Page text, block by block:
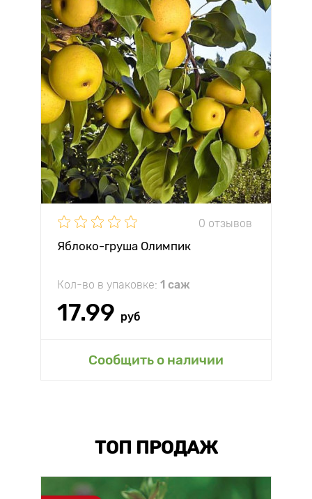
0 отзывов
Яблоко-груша Олимпик
Кол-во в упаковке: 1 саж
17.99 руб
Сообщить о наличии
ТОП ПРОДАЖ